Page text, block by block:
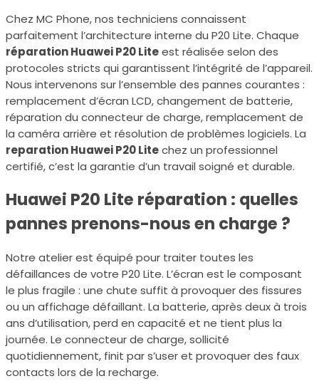
Chez MC Phone, nos techniciens connaissent
parfaitement l’architecture interne du P20 Lite. Chaque
réparation Huawei P20 Liteest réalisée selon des
protocoles stricts qui garantissent l’intégrité de l’appareil.
Nous intervenons sur l’ensemble des pannes courantes :
remplacement d’écran LCD, changement de batterie,
réparation du connecteur de charge, remplacement de
la caméra arrière et résolution de problèmes logiciels. La
reparation Huawei P20 Litechez un professionnel
certifié, c’est la garantie d’un travail soigné et durable.
Huawei P20 Lite réparation : quelles
pannes prenons-nous en charge ?
Notre atelier est équipé pour traiter toutes les
défaillances de votre P20 Lite. L’écran est le composant
le plus fragile : une chute suffit à provoquer des fissures
ou un affichage défaillant. La batterie, après deux à trois
ans d’utilisation, perd en capacité et ne tient plus la
journée. Le connecteur de charge, sollicité
quotidiennement, finit par s’user et provoquer des faux
contacts lors de la recharge.